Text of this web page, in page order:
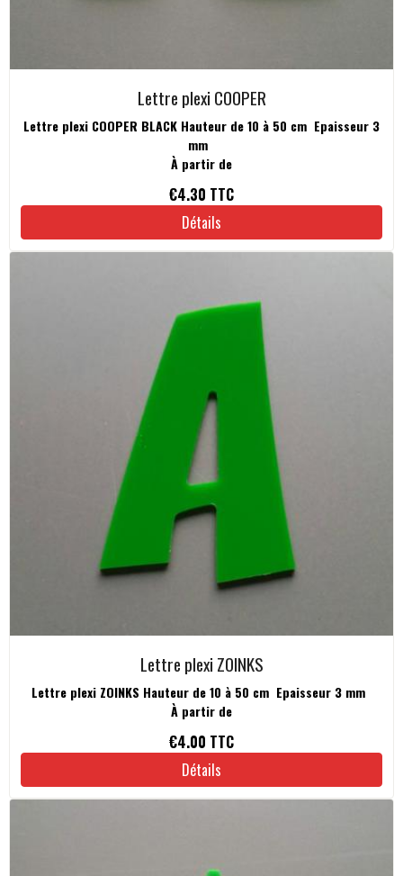
Lettre plexi COOPER
Lettre plexi COOPER BLACK Hauteur de 10 à 50 cm Epaisseur 3
mm
À partir de
€4.30 TTC
Détails
Lettre plexi ZOINKS
Lettre plexi ZOINKS Hauteur de 10 à 50 cm Epaisseur 3 mm
À partir de
€4.00 TTC
Détails